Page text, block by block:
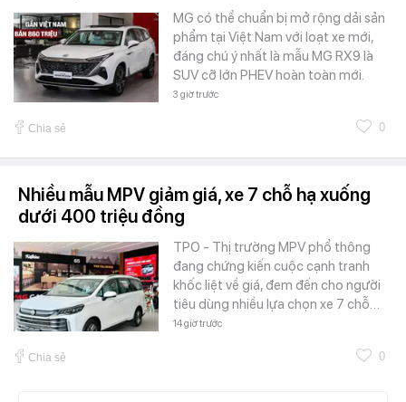
MG có thể chuẩn bị mở rộng dải sản
phẩm tại Việt Nam với loạt xe mới,
đáng chú ý nhất là mẫu MG RX9 là
SUV cỡ lớn PHEV hoàn toàn mới.
3 giờ trước
Chia sẻ 0
Nhiều mẫu MPV giảm giá, xe 7 chỗ hạ xuống
dưới 400 triệu đồng
TPO - Thị trường MPV phổ thông
đang chứng kiến cuộc cạnh tranh
khốc liệt về giá, đem đến cho người
tiêu dùng nhiều lựa chọn xe 7 chỗ…
14 giờ trước
Chia sẻ 0